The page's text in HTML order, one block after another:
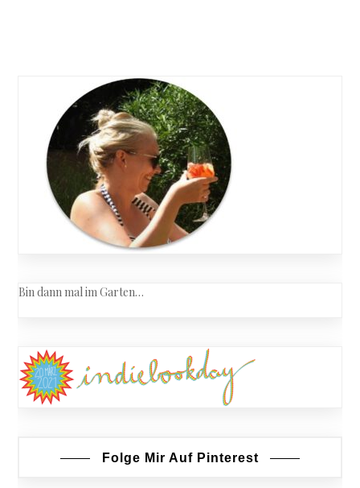
navigation
Bin dann mal im Garten…
Folge Mir Auf Pinterest